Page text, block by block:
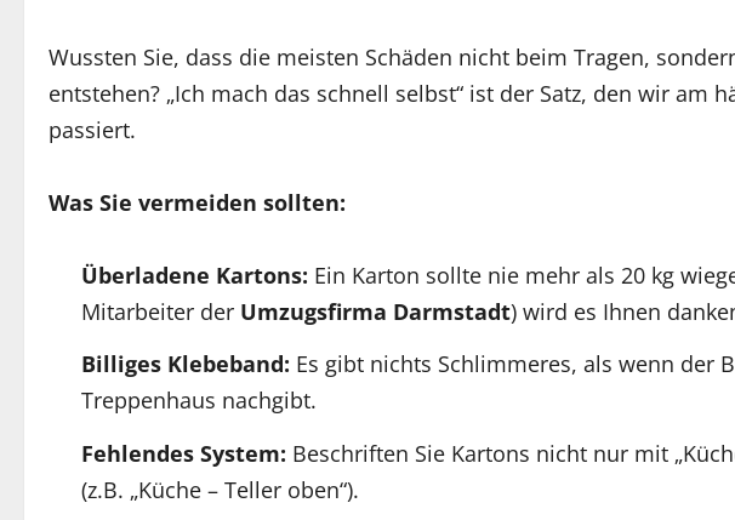
Wussten Sie, dass die meisten Schäden nicht beim Tragen,
entstehen? „Ich mach das schnell selbst“ ist der Satz, den wir am
passiert.
Was Sie vermeiden sollten:
Überladene Kartons: Ein Karton sollte nie mehr als 20 kg
Mitarbeiter der Umzugsfirma Darmstadt) wird es Ihnen
Billiges Klebeband: Es gibt nichts Schlimmeres, als wenn der
Treppenhaus nachgibt.
Fehlendes System: Beschriften Sie Kartons nicht nur mit
(z.B. „Küche – Teller oben“).